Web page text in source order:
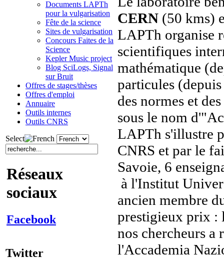
Documents LAPTh
pour la vulgarisation
Fête de la science
Sites de vulgarisation
Concours Faites de la
Science
Kepler Music project
Blog SciLogs, Signal
sur Bruit
Offres de stages/thèses
Offres d'emploi
Annuaire
Outils internes
Outils CNRS
Select
Réseaux
sociaux
Facebook
Twitter
CERN (50 kms)
LAPTh organise
scientifiques
mathématique
particules
des normes et
sous le nom
LAPTh s'illustre
CNRS et par le
Savoie, 6
à l'Institut
ancien membre
prestigieux prix :
nos chercheurs
l'Accademia